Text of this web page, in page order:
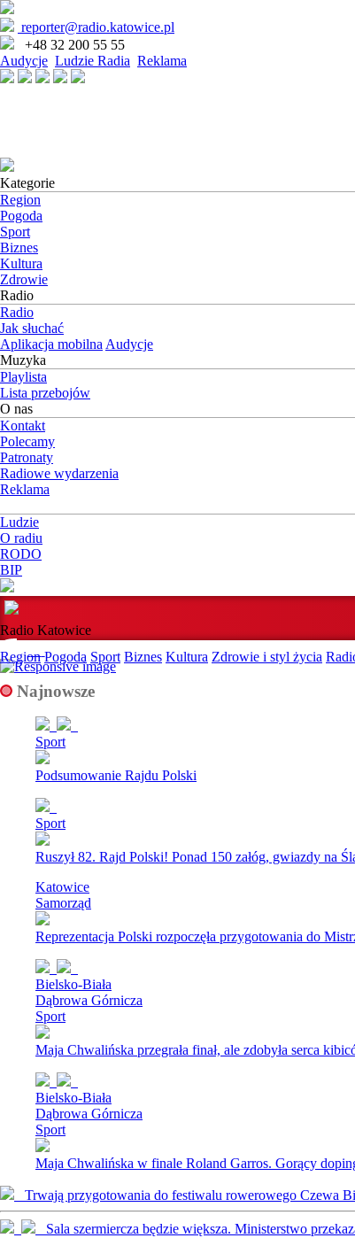
reporter@radio.katowice.pl
+48 32 200 55 55
Audycje Ludzie Radia Reklama
Kategorie
Region
Pogoda
Sport
Biznes
Kultura
Zdrowie
Radio
Radio
Jak słuchać
Aplikacja mobilna Audycje
Muzyka
Playlista
Lista przebojów
O nas
Kontakt
Polecamy
Patronaty
Radiowe wydarzenia
Reklama
Ludzie
O radiu
RODO
BIP
Radio Katowice
Region Pogoda Sport Biznes Kultura Zdrowie i styl życia
Najnowsze
Sport
Podsumowanie Rajdu Polski
Sport
Ruszył 82. Rajd Polski! Ponad 150 załóg, gwiazdy na
Katowice
Samorząd
Reprezentacja Polski rozpoczęła przygotowania do
Bielsko-Biała
Dąbrowa Górnicza
Sport
Maja Chwalińska przegrała finał, ale zdobyła serca
Bielsko-Biała
Dąbrowa Górnicza
Sport
Maja Chwalińska w finale Roland Garros. Gorący
Trwają przygotowania do festiwalu rowerowego Czewa
Sala szermiercza będzie większa. Ministerstwo